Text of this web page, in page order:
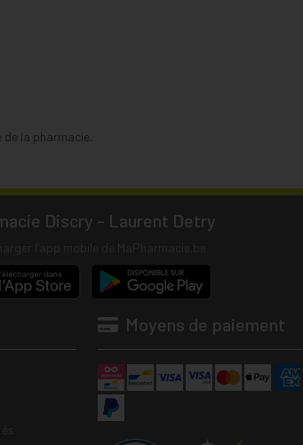
la pharmacie.
Discry - Laurent Detry
Moyens de paiement